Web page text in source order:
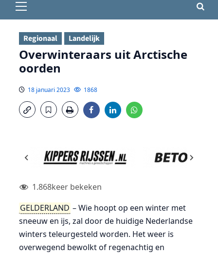
menu
Regionaal Landelijk
Overwinteraars uit Arctische
oorden
18 januari 2023 1868
1.868keer bekeken
GELDERLAND – Wie hoopt op een winter met
sneeuw en ijs, zal door de huidige Nederlandse
winters teleurgesteld worden. Het weer is
overwegend bewolkt of regenachtig en